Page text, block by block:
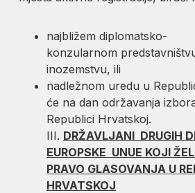
najbližem diplomatsko-
konzularnom
inozemstvu, ili
nadležnom uredu u
će na dan održavanja
Republici Hrvatskoj.
III. DRŽAVLJANI DRUGIH
EUROPSKE UNUE KOJI
PRAVO GLASOVANJA U
HRVATSKOJ